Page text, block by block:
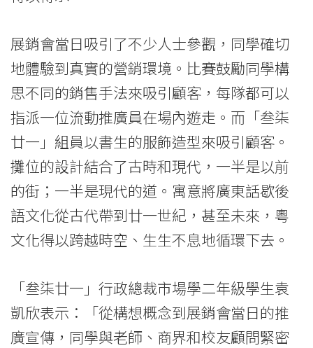
展銷會當日吸引了不少人士參觀，同學確切
地體驗到真實的營銷環境。比賽鼓勵同學構
思不同的銷售手法來吸引顧客，每隊都可以
指派一位流動推廣員在場內遊走。而「叁柒
廿一」組員以書生的服飾造型來吸引顧客。
攤位的設計結合了古時和現代，一半是以前
的街；一半是現代的道。寓意將廣東話歇後
語文化從古代帶到廿一世紀，甚至未來，粵
文化得以跨越時空、生生不息地循環下去。
「叁柒廿一」行政總裁市場學二年級學生袁
凱欣表示：「從構想概念到展銷會當日的推
廣宣傳，同學與老師、商界和校友顧問緊密